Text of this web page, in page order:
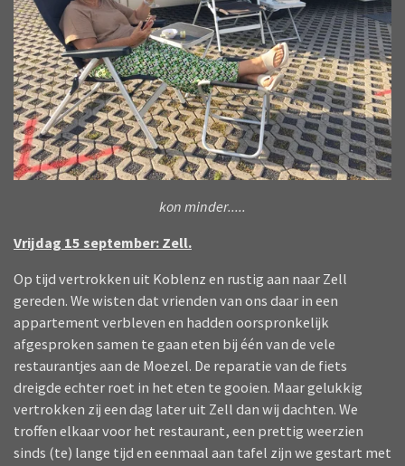
kon minder.....
Vrijdag 15 september: Zell.
Op tijd vertrokken uit Koblenz en rustig aan naar Zell
gereden. We wisten dat vrienden van ons daar in een
appartement verbleven en hadden oorspronkelijk
afgesproken samen te gaan eten bij één van de vele
restaurantjes aan de Moezel. De reparatie van de fiets
dreigde echter roet in het eten te gooien. Maar gelukkig
vertrokken zij een dag later uit Zell dan wij dachten. We
troffen elkaar voor het restaurant, een prettig weerzien
sinds (te) lange tijd en eenmaal aan tafel zijn we gestart met